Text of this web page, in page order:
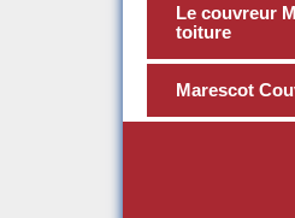
Le couvreur
toiture
Marescot